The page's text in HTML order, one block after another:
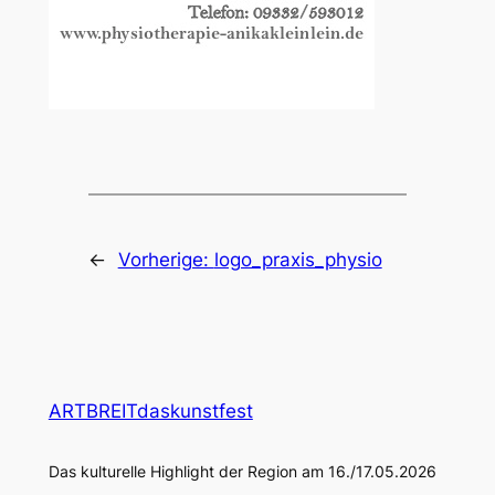
← Vorherige: logo_praxis_physio
ARTBREITdaskunstfest
Das kulturelle Highlight der Region am 16./17.05.2026